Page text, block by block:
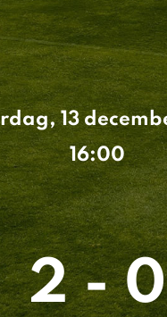
13
16:00
2 - 0